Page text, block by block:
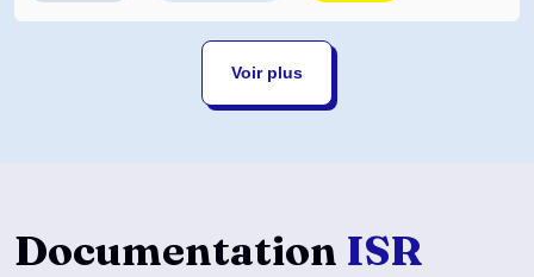
Voir plus
Documentation ISR